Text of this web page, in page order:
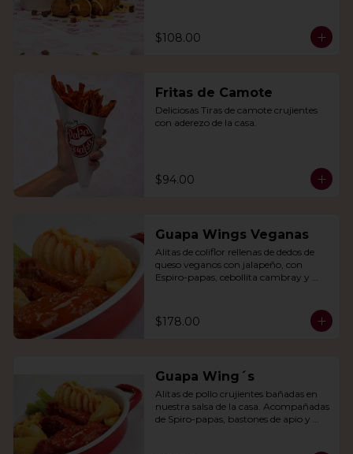
$108.00
Fritas de Camote
Deliciosas Tiras de camote crujientes
con aderezo de la casa.
$94.00
Guapa Wings Veganas
Alitas de coliflor rellenas de dedos de
queso veganos con jalapeño, con
Espiro-papas, cebollita cambray y
$178.00
Guapa Wing´s
Alitas de pollo crujientes bañadas en
nuestra salsa de la casa. Acompañadas
de Spiro-papas, bastones de apio y